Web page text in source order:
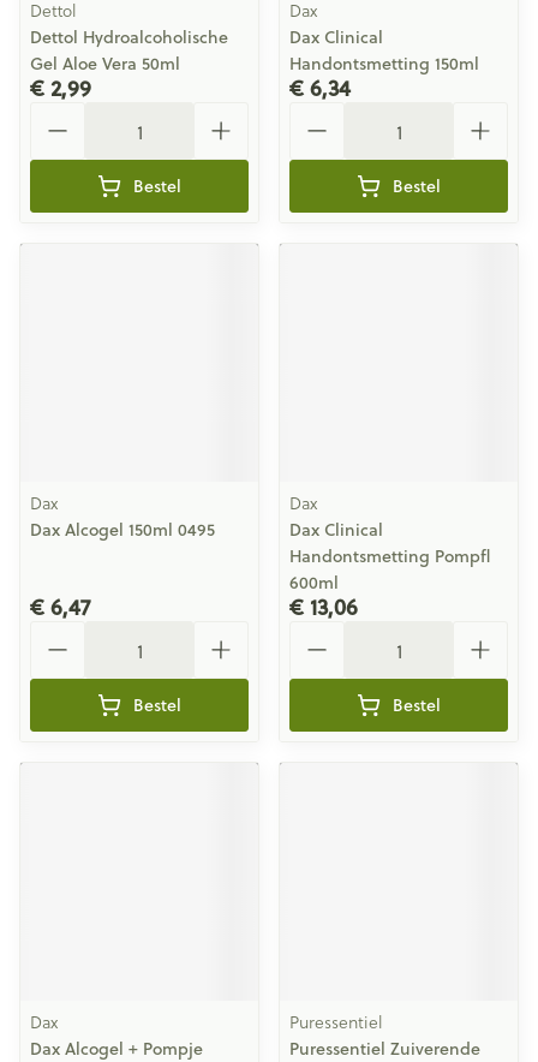
Dettol
Dettol Hydroalcoholische
Gel Aloe Vera 50ml
€ 2,99
Bestel
Dax
Dax Clinical
Handontsmetting 150ml
€ 6,34
Bestel
Dax
Dax Alcogel 150ml 0495
€ 6,47
Bestel
Dax
Dax Clinical
Handontsmetting Pompfl
600ml
€ 13,06
Bestel
Dax
Dax Alcogel + Pompje
Puressentiel
Puressentiel Zuiverende